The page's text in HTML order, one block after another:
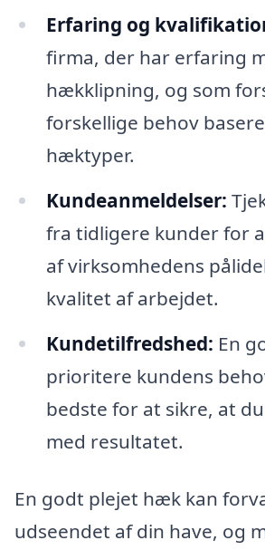
Erfaring og
firma, der har erfaring
hækklipning, og som
forskellige behov
hæktyper.
Kundeanmeldelser:
fra tidligere kunder for
af virksomhedens
kvalitet af arbejdet.
Kundetilfredshed: En
prioritere kundens
bedste for at sikre, at
med resultatet.
En godt plejet hæk kan
udseendet af din have, og